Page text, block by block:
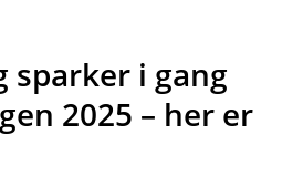
sparker i gang
2025 – her er